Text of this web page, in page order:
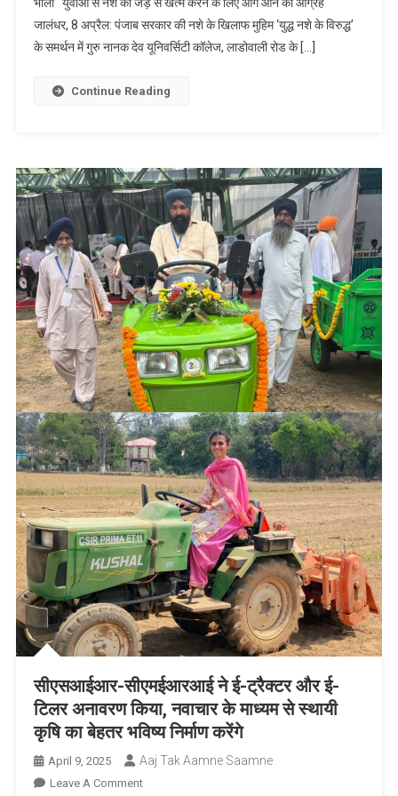
खिलाफ
जागरूकता
सैमिनार
भोला युवाओं से नशे को जड़ से खत्म करने के लिए आगे आने का आग्रह
जालंधर, 8 अप्रैल: पंजाब सरकार की नशे के खिलाफ मुहिम ‘युद्ध नशे के विरुद्ध’
के समर्थन में गुरु नानक देव यूनिवर्सिटी कॉलेज, लाडोवाली रोड के […]
Continue Reading
सीएसआईआर-सीएमईआरआई ने ई-ट्रैक्टर और ई-
टिलर अनावरण किया, नवाचार के माध्यम से स्थायी
कृषि का बेहतर भविष्य निर्माण करेंगे
April 9, 2025 Aaj Tak Aamne Saamne
Leave A CommentOn